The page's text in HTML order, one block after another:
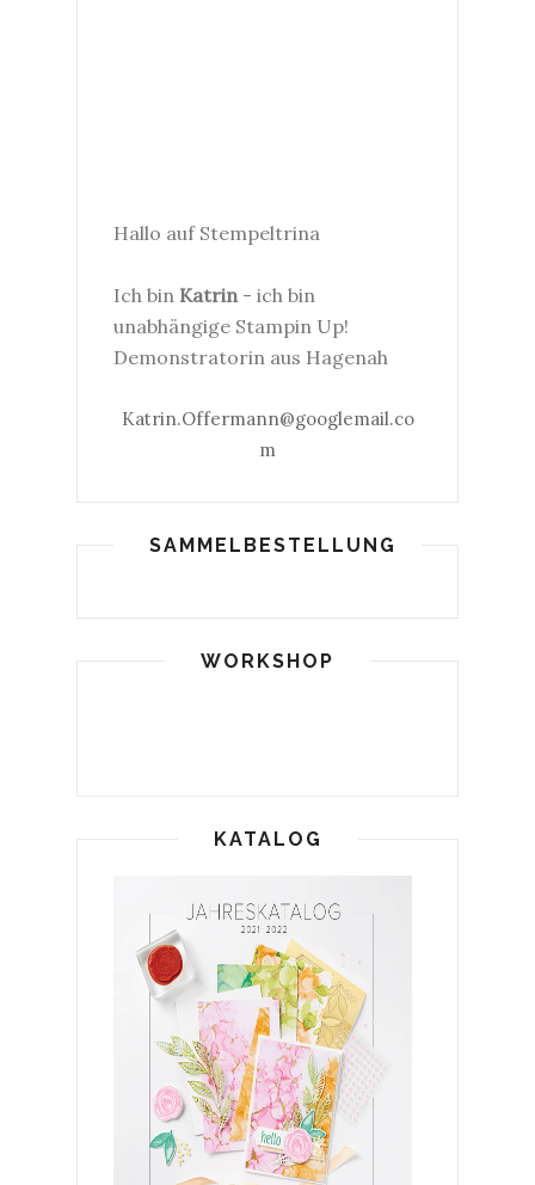
Hallo auf Stempeltrina
Ich bin Katrin- ich bin
unabhängige Stampin Up!
Demonstratorin aus Hagenah
Katrin.Offermann@googlemail.co
m
SAMMELBESTELLUNG
WORKSHOP
KATALOG